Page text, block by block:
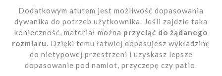
Dodatkowym atutem jest możliwość dopasowania
dywanika do potrzeb użytkownika. Jeśli zajdzie taka
konieczność, materiał można przyciąć do żądanego
rozmiaru. Dzięki temu łatwiej dopasujesz wykładzinę
do nietypowej przestrzeni i uzyskasz lepsze
dopasowanie pod namiot, przyczepę czy patio.